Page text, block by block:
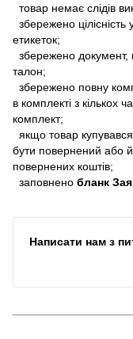
товар немає слідів
збережено цілісність
етикеток;
збережено документ,
талон;
збережено повну
в комплекті з кількох
комплект;
якщо товар
бути повернений або
повернених коштів;
заповнено бланк
Написати нам з